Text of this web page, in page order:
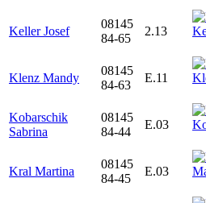
Keller Josef
08145
84-65
2.13
Klenz Mandy
08145
84-63
E.11
Kobarschik
Sabrina
08145
84-44
E.03
Kral Martina
08145
84-45
E.03